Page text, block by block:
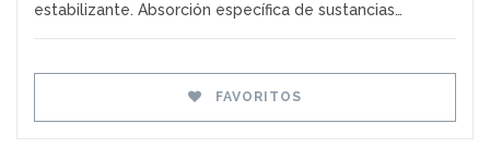
estabilizante. Absorción específica de sustancias…
FAVORITOS